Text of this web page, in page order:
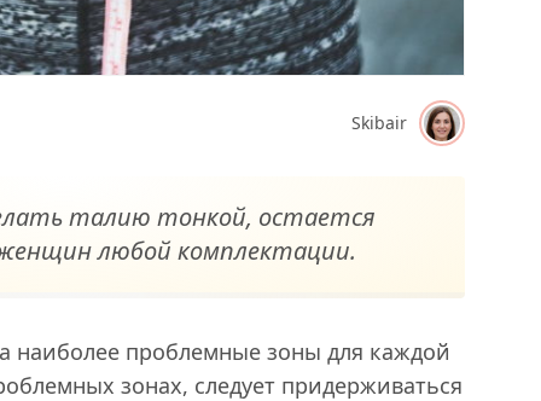
Skibair
талию тонкой, остается
любой комплектации.
наиболее проблемные зоны для каждой
зонах, следует придерживаться